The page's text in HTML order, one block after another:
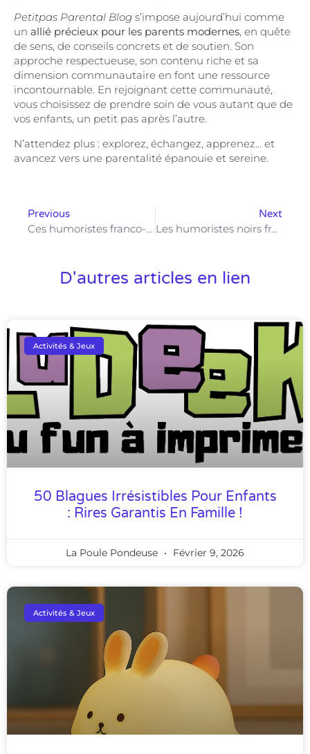
Petitpas Parental Blog s’impose aujourd’hui comme
un allié précieux pour les parents modernes, en quête
de sens, de conseils concrets et de soutien. Son
approche respectueuse, son contenu riche et sa
dimension communautaire en font une ressource
incontournable. En rejoignant cette communauté,
vous choisissez de prendre soin de vous autant que de
vos enfants, un petit pas après l’autre.
N’attendez plus : explorez, échangez, apprenez… et
avancez vers une parentalité épanouie et sereine.
Previous
Ces humoristes franco-arabes qui font parler d’eux
Next
Les humoristes noirs français les plus en vue actuellement
D'autres articles en lien
Activités & Jeux
50 Blagues Irrésistibles Pour Enfants
: Rires Garantis En Famille !
La Poule Pondeuse Février 9, 2026
Activités & Jeux